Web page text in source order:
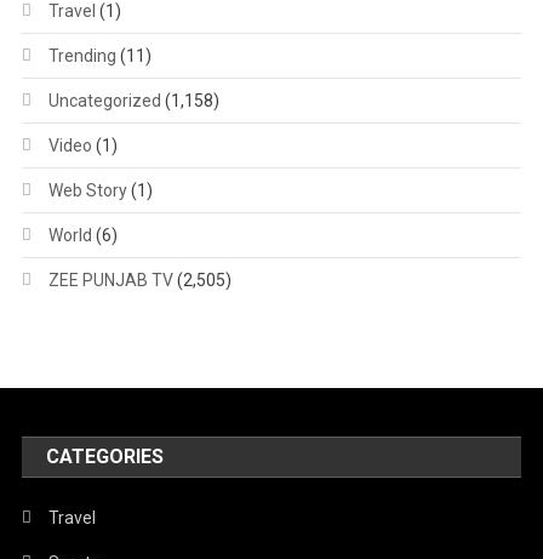
Travel (1)
Trending (11)
Uncategorized (1,158)
Video (1)
Web Story(1)
World (6)
ZEE PUNJAB TV(2,505)
CATEGORIES
Travel